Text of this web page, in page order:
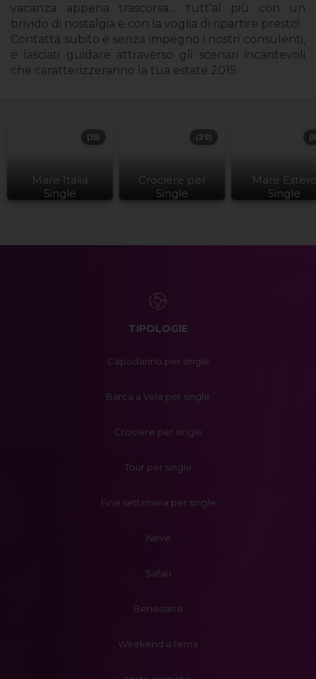
vacanza appena trascorsa… tutt’al più con un
brivido di nostalgia e con la voglia di ripartire presto!
Contatta subito e senza impegno i nostri consulenti,
e lasciati guidare attraverso gli scenari incantevoli
che caratterizzeranno la tua estate 2015
Mare Italia
Single
(15)
Crociere per
Single
(29)
Mare
Single
TIPOLOGIE
Capodanno per single
Barca a Vela per single
Crociere per single
Tour per single
Fine settimana per single
Neve
Safari
Benessere
Weekend a tema